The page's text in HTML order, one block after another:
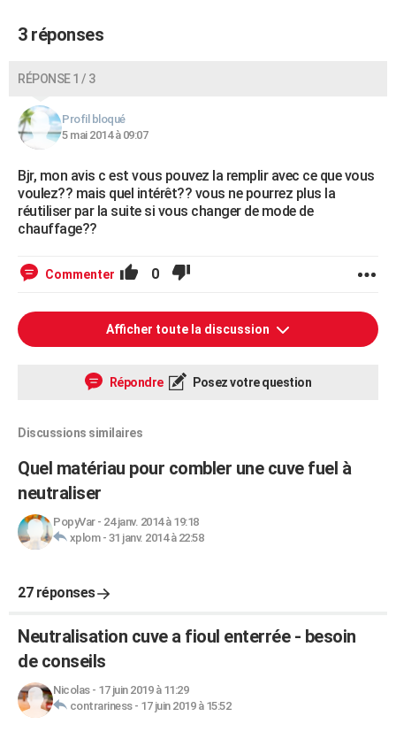
Bricolage
Lifestyle
Culture
Sport
Auto
Television
Voyage
Cinema
3 réponses
RÉPONSE 1 / 3
Profil bloqué
5 mai 2014 à 09:07
Bjr, mon avis c est vous pouvez la remplir avec ce que vous
voulez?? mais quel intérêt?? vous ne pourrez plus la
réutiliser par la suite si vous changer de mode de
chauffage??
Commenter 0
Afficher toute la discussion
Répondre Posez votre question
Discussions similaires
Quel matériau pour combler une cuve fuel à
neutraliser
PopyVar- 24 janv. 2014 à 19:18
xplom- 31 janv. 2014 à 22:58
27 réponses
Neutralisation cuve a fioul enterrée - besoin
de conseils
Nicolas- 17 juin 2019 à 11:29
contrariness- 17 juin 2019 à 15:52